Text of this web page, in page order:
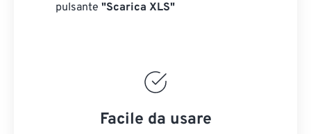
pulsante "Scarica XLS"
Facile da usare